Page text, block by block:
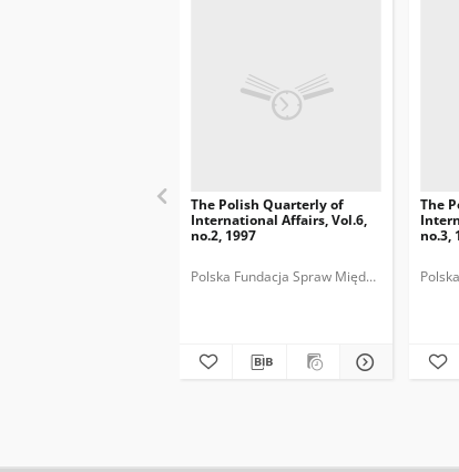
The Polish Quarterly of
International Affairs, Vol.6,
no.2, 1997
Polska Fundacja Spraw Międzynarodowych.
The
no.3,